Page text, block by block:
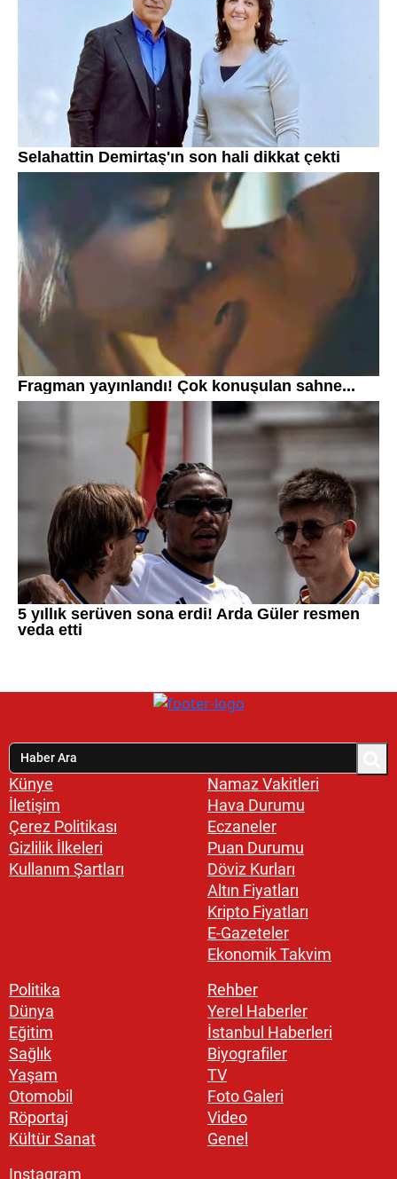
Künye
İletişim
Çerez Politikası
Gizlilik İlkeleri
Kullanım Şartları
Namaz Vakitleri
Hava Durumu
Eczaneler
Puan Durumu
Döviz Kurları
Altın Fiyatları
Kripto Fiyatları
E-Gazeteler
Ekonomik Takvim
Politika
Dünya
Eğitim
Sağlık
Yaşam
Otomobil
Röportaj
Kültür Sanat
Rehber
Yerel Haberler
İstanbul Haberleri
Biyografiler
TV
Foto Galeri
Video
Genel
Instagram